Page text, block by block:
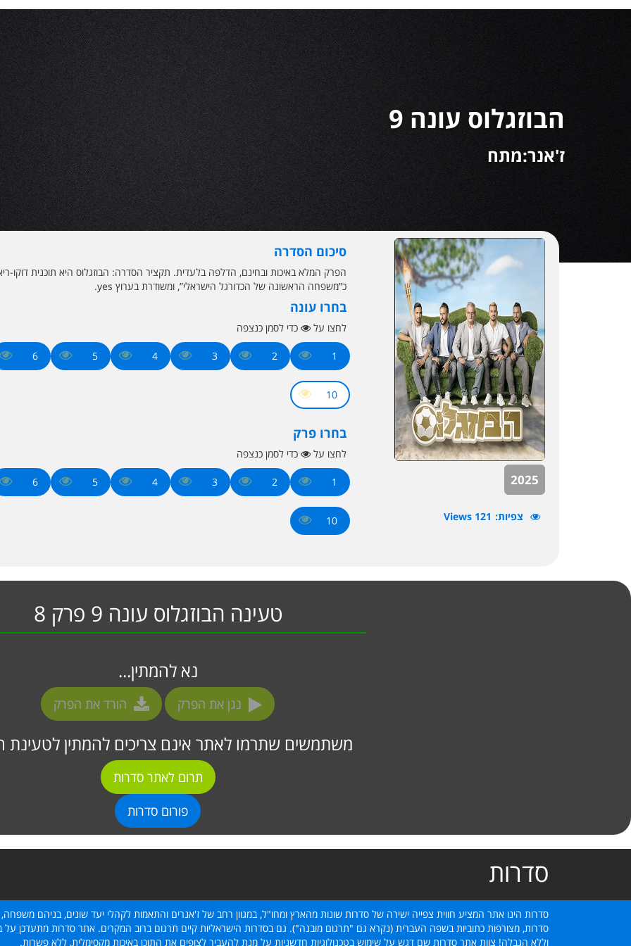
הבוזגלוס עונה 9
ז'אנר:מתח
2025
צפיות 121 Views
סיכום הסדרה
הפרק המלא באיכות ובחינם, הדלפה בלעדית. תקציר הסדרה: הבוזגלוס היא תוכנית דוקו-
כ”משפחה הראשונה של הכדורגל הישראלי”, ומשודרת בערוץ yes.
בחרו עונה
לחצו על כדי לסמן כנצפה
1
2
3
4
5
6
10
בחרו פרק
לחצו על כדי לסמן כנצפה
1
2
3
4
5
6
10
טעינה הבוזגלוס עונה 9 פרק 8
נא להמתין...
נגן את הפרק הורד את הפרק
משתמשים שתרמו לאתר אינם צריכים להמתין לטעינת
תרום לאתר סדרות
פורום סדרות
סדרות
סדרות הינו אתר המציע חווית צפייה ישירה של סדרות שונות מהארץ ומחו"ל, במגוון רחב של ז'אנרים והתאמות לקהלי יעד שונים, בניהם
סדרות, מצורפות כתוביות בשפה העברית (נקרא גם "תרגום מובנה"). גם בסדרות הישראליות קיים תרגום ברוב המקרים. אתר סדרות מתעדכן על
וללא הגבלה! צוות אתר סדרות שם דגש על שימוש בטכנולוגיות חדשניות על מנת להעביר לצופים את התוכן באיכות מקסימלית, ללא פשרות.